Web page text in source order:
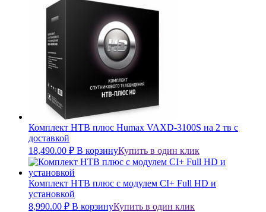
Комплект НТВ плюс Humax VAXD-3100S на 2 тв с
доставкой
18,490.00 ₽ В корзинуКупить в один клик
Комплект НТВ плюс с модулем CI+ Full HD и
установкой
8,990.00 ₽ В корзинуКупить в один клик